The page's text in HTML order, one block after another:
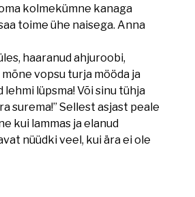
kolmekümne kanaga
toime ühe naisega. Anna
haaranud ahjuroobi,
vopsu turja mööda ja
lehmi lüpsma! Või sinu tühja
surema!” Sellest asjast peale
kui lammas ja elanud
nüüdki veel, kui ära ei ole